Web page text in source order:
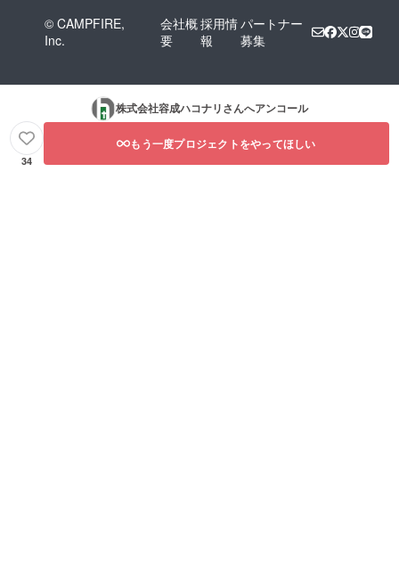
© CAMPFIRE,
Inc.
会社概
要
採用情
報
パートナー
募集
株式会社容成ハコナリさんへアンコール
34
もう一度プロジェクトをやってほしい